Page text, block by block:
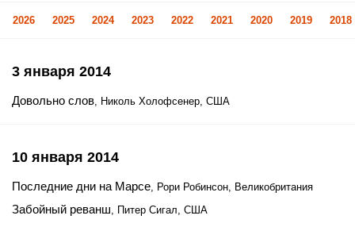
2026 2025 2024 2023 2022 2021 2020 2019 2018
3 января 2014
Довольно слов, Николь Холофсенер, США
10 января 2014
Последние дни на Марсе, Рори Робинсон, Великобритания
Забойный реванш, Питер Сигал, США